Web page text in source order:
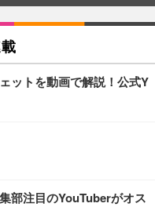
ットを動画で解説！公式Y
部注目のYouTuberがオス